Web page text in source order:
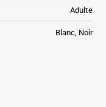
Adulte
Blanc, Noir